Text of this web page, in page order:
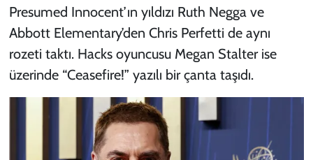
Presumed Innocent’ın yıldızı Ruth Negga ve
Abbott Elementary’den Chris Perfetti de aynı
rozeti taktı. Hacks oyuncusu Megan Stalter ise
üzerinde “Ceasefire!” yazılı bir çanta taşıdı.